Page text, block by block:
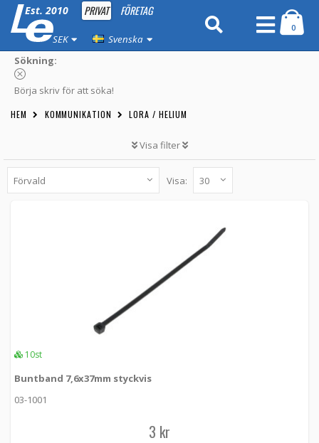
Est. 2010 PRIVAT FÖRETAG
SEK Svenska
0
Sökning:
Börja skriv för att söka!
HEM KOMMUNIKATION LORA / HELIUM
Visa filter
Visa:
10st
Buntband 7,6x37mm styckvis
03-1001
3 kr